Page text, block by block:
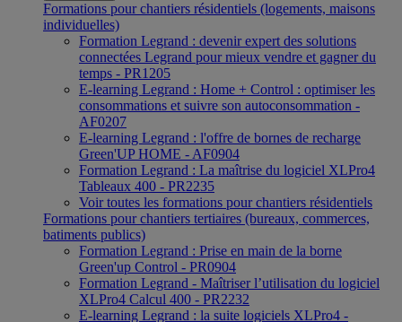
Formations pour chantiers résidentiels (logements, maisons
individuelles)
Formation Legrand : devenir expert des solutions
connectées Legrand pour mieux vendre et gagner du
temps - PR1205
E-learning Legrand : Home + Control : optimiser les
consommations et suivre son autoconsommation -
AF0207
E-learning Legrand : l'offre de bornes de recharge
Green'UP HOME - AF0904
Formation Legrand : La maîtrise du logiciel XLPro4
Tableaux 400 - PR2235
Voir toutes les formations pour chantiers résidentiels
Formations pour chantiers tertiaires (bureaux, commerces,
batiments publics)
Formation Legrand : Prise en main de la borne
Green'up Control - PR0904
Formation Legrand - Maîtriser l’utilisation du logiciel
XLPro4 Calcul 400 - PR2232
E-learning Legrand : la suite logiciels XLPro4 -